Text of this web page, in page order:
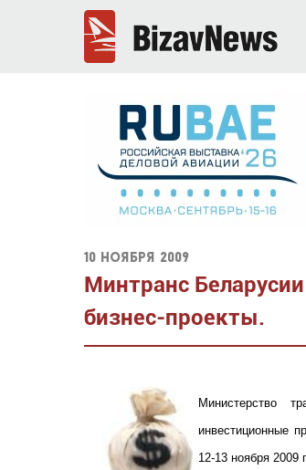
10 ноября 2009
Минтранс
бизнес-проекты.
Министерство
инвестиционные
12-13 ноября 2009